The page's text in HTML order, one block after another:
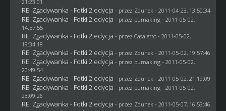
21:23:01
RE: Zgadywanka - Fotki 2 edycja - przez Zdunek - 2011-04-23, 13:50:34
RE: Zgadywanka - Fotki 2 edycja - przez pumaking- 2011-05-02,
14:57:55
RE: Zgadywanka - Fotki 2 edycja - przez Casaletto- 2011-05-02,
19:34:18
RE: Zgadywanka - Fotki 2 edycja - przez Zdunek - 2011-05-02, 19:57:46
RE: Zgadywanka - Fotki 2 edycja - przez pumaking- 2011-05-02,
20:49:54
RE: Zgadywanka - Fotki 2 edycja - przez Zdunek - 2011-05-02, 21:19:09
RE: Zgadywanka - Fotki 2 edycja - przez pumaking- 2011-05-02,
23:09:26
RE: Zgadywanka - Fotki 2 edycja - przez Zdunek - 2011-05-07, 16:53:46